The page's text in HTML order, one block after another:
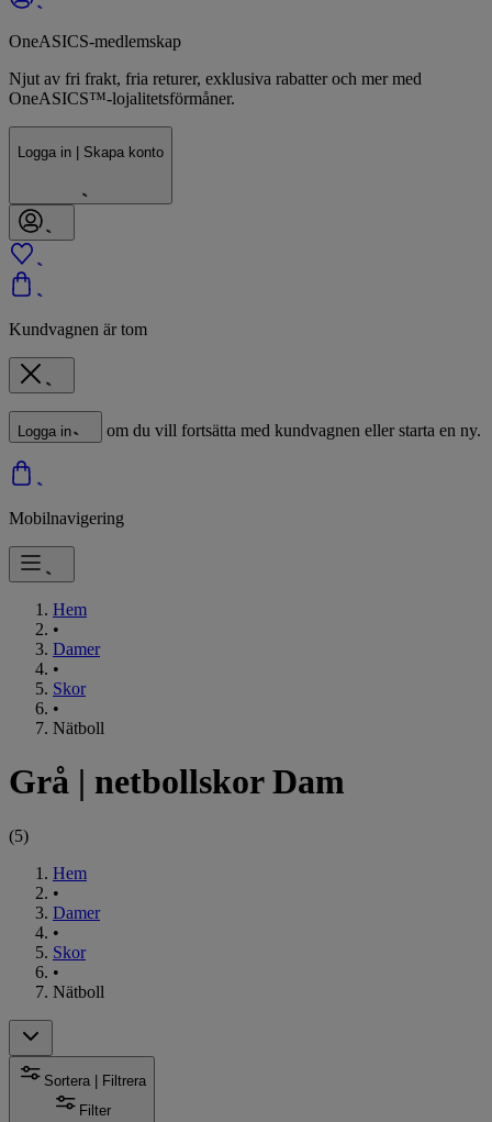
OneASICS-medlemskap
Njut av fri frakt, fria returer, exklusiva rabatter och mer med
OneASICS™-lojalitetsförmåner.
Logga in | Skapa konto
Kundvagnen är tom
Logga in om du vill fortsätta med kundvagnen eller starta en ny.
Mobilnavigering
Hem
•
Damer
•
Skor
•
Nätboll
Grå | netbollskor Dam
(5)
Hem
•
Damer
•
Skor
•
Nätboll
Sortera | Filtrera
Filter